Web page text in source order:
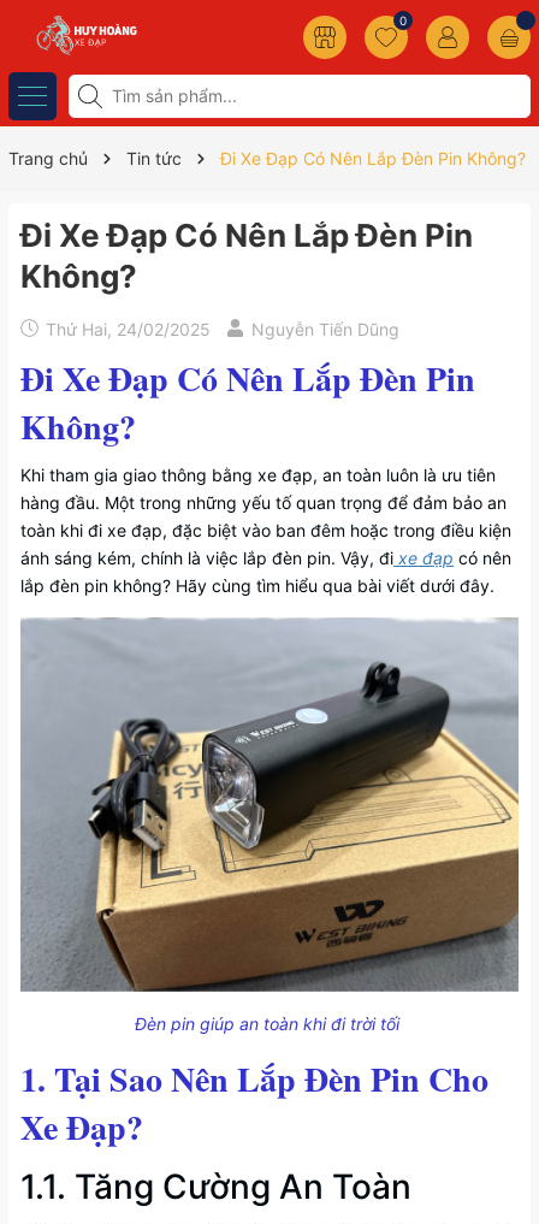
0
Trang chủ Tin tức Đi Xe Đạp Có Nên Lắp Đèn Pin Không?
Đi Xe Đạp Có Nên Lắp Đèn Pin
Không?
Thứ Hai, 24/02/2025 Nguyễn Tiến Dũng
Đi Xe Đạp Có Nên Lắp Đèn Pin
Không?
Khi tham gia giao thông bằng xe đạp, an toàn luôn là ưu tiên
hàng đầu. Một trong những yếu tố quan trọng để đảm bảo an
toàn khi đi xe đạp, đặc biệt vào ban đêm hoặc trong điều kiện
ánh sáng kém, chính là việc lắp đèn pin. Vậy, đi xe đạp có nên
lắp đèn pin không? Hãy cùng tìm hiểu qua bài viết dưới đây.
Đèn pin giúp an toàn khi đi trời tối
1. Tại Sao Nên Lắp Đèn Pin Cho
Xe Đạp?
1.1. Tăng Cường An Toàn